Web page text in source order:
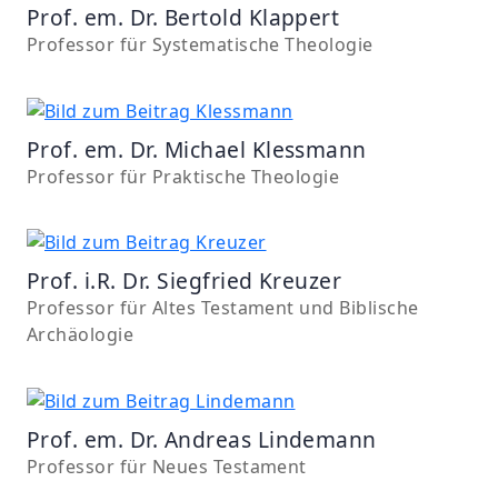
Prof. em. Dr. Bertold Klappert
Professor für Systematische Theologie
Prof. em. Dr. Michael Klessmann
Professor für Praktische Theologie
Prof. i.R. Dr. Siegfried Kreuzer
Professor für Altes Testament und Biblische
Archäologie
Prof. em. Dr. Andreas Lindemann
Professor für Neues Testament